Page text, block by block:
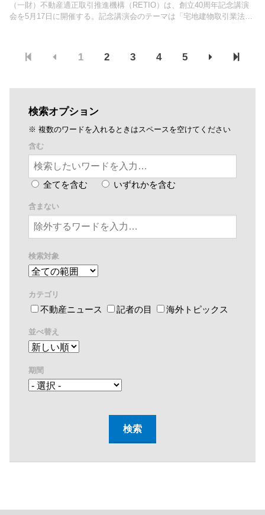
（一財）不動産適正取引推進機構（RETIO）は、創立40周年記念講演
会を5月17日に開催する。記念講演会のテーマは「宅地建物取引業法に
1 2 3 4 5
検索オプション
※ 複数のワードを入れるときはスペースを空けてください
含む
全てを含む いずれかを含む
含まない
検索対象
カテゴリ
不動産ニュース 記者の目 海外トピックス
並べ替え
期間